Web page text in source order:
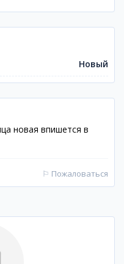
Новый
новая впишется в
⚐ Пожаловаться